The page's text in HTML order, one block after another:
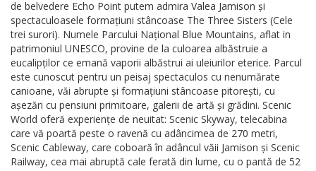
de belvedere Echo Point putem admira Valea Jamison și
spectaculoasele formațiuni stâncoase The Three Sisters (Cele
trei surori). Numele Parcului Național Blue Mountains, aflat in
patrimoniul UNESCO, provine de la culoarea albăstruie a
eucalipților ce emană vaporii albăstrui ai uleiurilor eterice. Parcul
este cunoscut pentru un peisaj spectaculos cu nenumărate
canioane, văi abrupte și formațiuni stâncoase pitorești, cu
așezări cu pensiuni primitoare, galerii de artă și grădini. Scenic
World oferă experiențe de neuitat: Scenic Skyway, telecabina
care vă poartă peste o ravenă cu adâncimea de 270 metri,
Scenic Cableway, care coboară în adâncul văii Jamison și Scenic
Railway, cea mai abruptă cale ferată din lume, cu o pantă de 52